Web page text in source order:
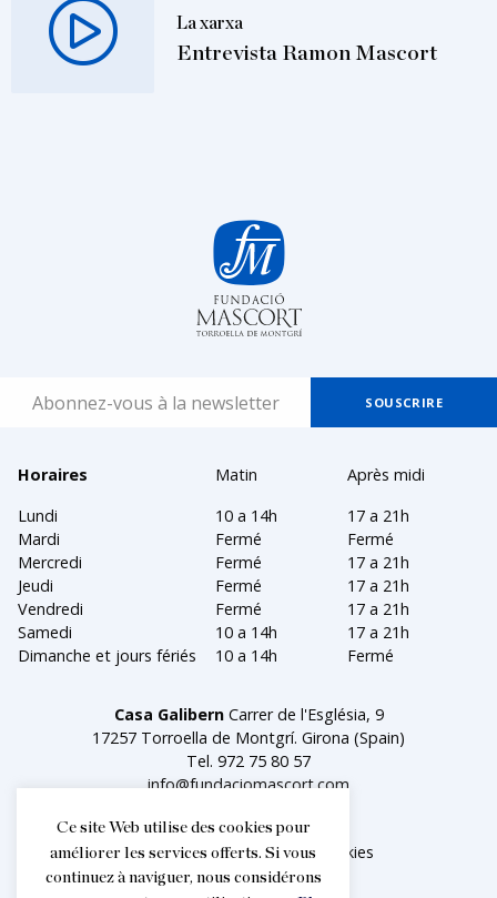
La xarxa
Entrevista Ramon Mascort
Horaires Matin
Après midi
Lundi
10 a 14h
17 a 21h
Mardi
Fermé
Fermé
Mercredi
Fermé
17 a 21h
Jeudi
Fermé
17 a 21h
Vendredi
Fermé
17 a 21h
Samedi
10 a 14h
17 a 21h
Dimanche et jours fériés
10 a 14h Fermé
Casa GalibernCarrer de l'Església, 9
17257 Torroella de Montgrí. Girona (Spain)
Tel. 972 75 80 57
info@fundaciomascort.com
Aviso legal Política de cookies
Ce site Web utilise des cookies pour
améliorer les services offerts. Si vous
continuez à naviguer, nous considérons